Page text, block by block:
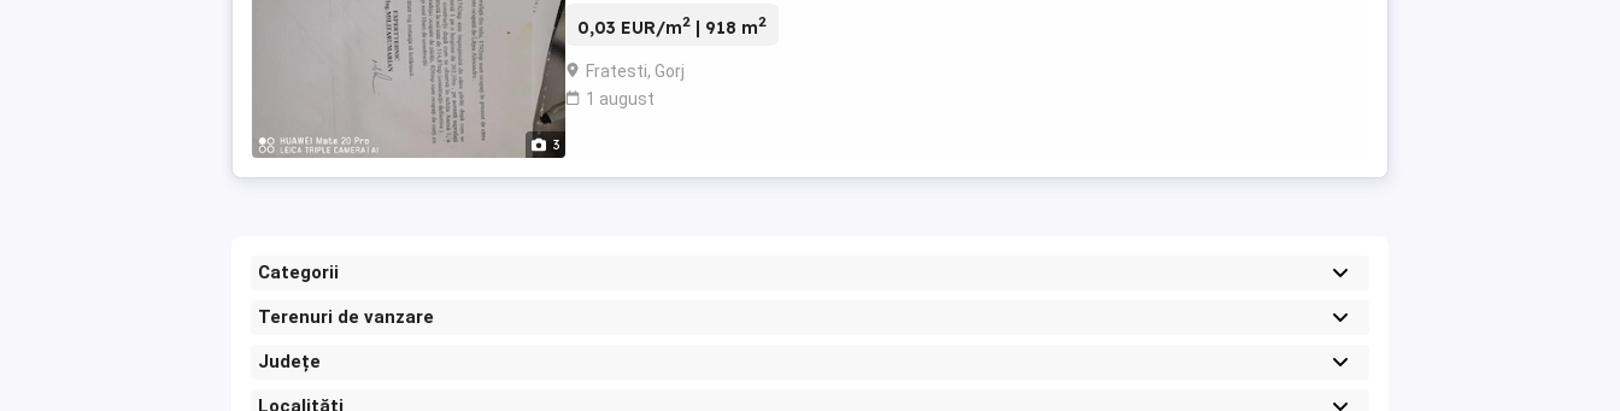
3
0,03 EUR/m2 | 918 m2
Fratesti, Gorj
1 august
Categorii
Terenuri de vanzare
Județe
Localități